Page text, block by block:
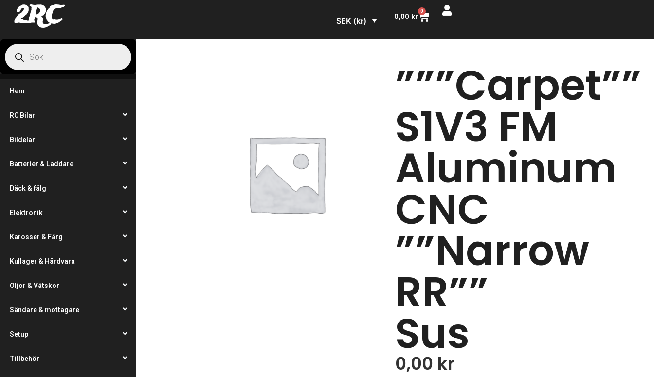
2RC SEK (kr) 0,00 kr
0
Hem
RC Bilar
Bildelar
Batterier & Laddare
Däck & fälg
Elektronik
Karosser & Färg
Kullager & Hårdvara
Oljor & Vätskor
Sändare & mottagare
Setup
Tillbehör
”””Carpet””
S1V3 FM
Aluminum
CNC
””Narrow
RR””
Sus
0,00 kr